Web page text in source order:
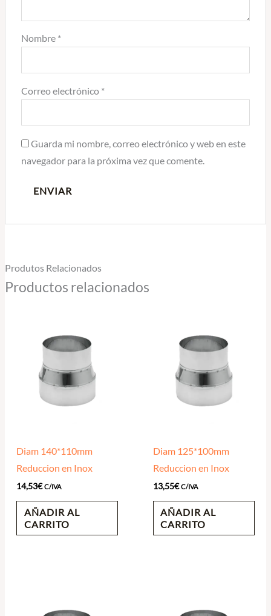
Nombre *
Correo electrónico *
Guarda mi nombre, correo electrónico y web en este
navegador para la próxima vez que comente.
Produtos Relacionados
Productos relacionados
Diam 140*110mm
Reduccion en Inox
14,53€ C/IVA
AÑADIR AL
CARRITO
Diam 125*100mm
Reduccion en Inox
13,55€ C/IVA
AÑADIR AL
CARRITO